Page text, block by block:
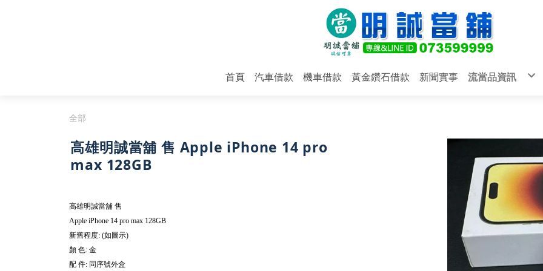
首頁 汽車借款 機車借款 黃金鑽石借款 新聞實事 流當品資訊
高雄明誠當舖 售 Apple iPhone 14 pro
max 128GB
高雄明誠當舖售
Apple iPhone 14 pro max 128GB
新舊程度: (如圖示)
顏色: 金
配件: 同序號外盒
全部